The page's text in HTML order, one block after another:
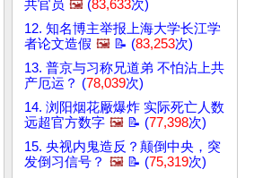
共官员 🖼️ (83,633次)
12. 知名博主举报上海大学长江学
者论文造假 🖼️ 📝 (83,253次)
13. 普京与习称兄道弟 不怕沾上共
产厄运？ (78,039次)
14. 浏阳烟花厰爆炸 实际死亡人数
远超官方数字 🖼️ 📝 (77,398次)
15. 央视内鬼造反？颠倒中央，突
发倒习信号？ 🖼️ 📝 (75,319次)